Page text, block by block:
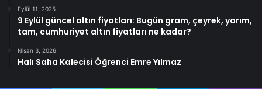
Eylül 11, 2025
9 Eylül güncel altın fiyatları: Bugün gram, çeyrek, yarım,
tam, cumhuriyet altın fiyatları ne kadar?
Nisan 3, 2026
Halı Saha Kalecisi Öğrenci Emre Yılmaz